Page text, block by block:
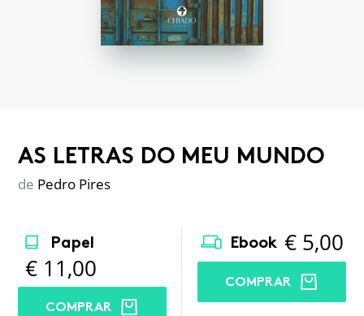
AS LETRAS DO MEU MUNDO
de Pedro Pires
Papel
€ 11,00
COMPRAR
Ebook € 5,00
COMPRAR